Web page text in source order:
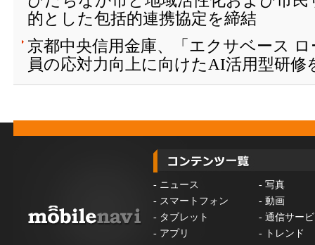
的とした包括的連携協定を締結
京都中央信用金庫、「エクサベース
員の応対力向上に向けたAI活用型研修
- ニュース - 写真
- スマートフォン - 動画
- タブレット - 通信サー
- アプリ -
トレンド